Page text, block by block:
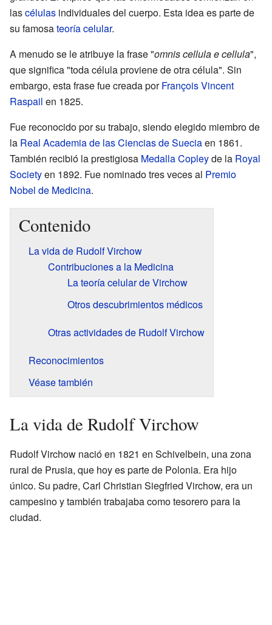
lascélulas individuales del cuerpo. Esta idea es parte de
su famosateoría celular.
A menudo se le atribuye la frase "omnis cellula e cellula",
que significa "toda célula proviene de otra célula". Sin
embargo, esta frase fue creada porFrançois Vincent
Raspail en 1825.
Fue reconocido por su trabajo, siendo elegido miembro de
la Real Academia de las Ciencias de Sueciaen 1861.
También recibió la prestigiosa Medalla Copleyde la Royal
Societyen 1892. Fue nominado tres veces al Premio
Nobel de Medicina.
Contenido
La vida de Rudolf Virchow
Contribuciones a la Medicina
La teoría celular de Virchow
Otros descubrimientos médicos
Otras actividades de Rudolf Virchow
Reconocimientos
Véase también
La vida de Rudolf Virchow
Rudolf Virchow nació en 1821 en Schivelbein, una zona
rural de Prusia, que hoy es parte de Polonia. Era hijo
único. Su padre, Carl Christian Siegfried Virchow, era un
campesino y también trabajaba como tesorero para la
ciudad.